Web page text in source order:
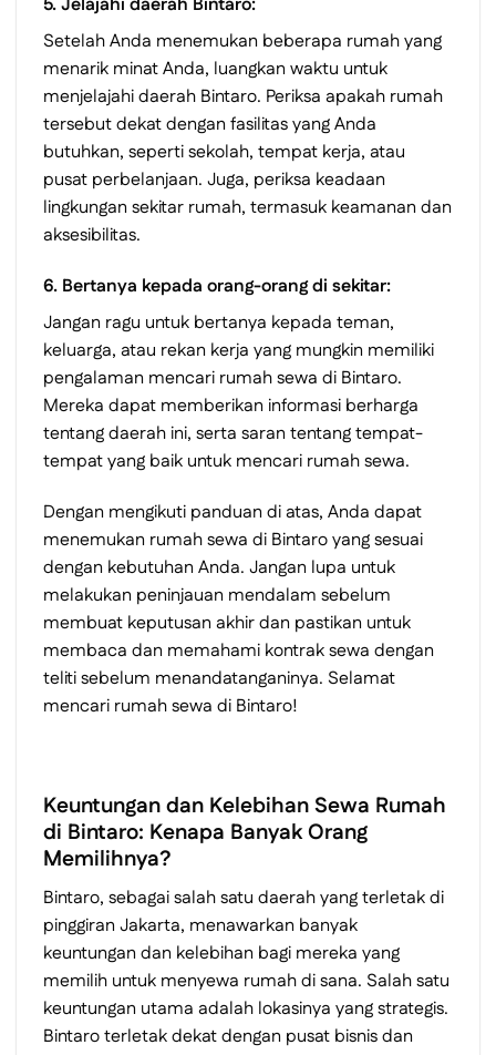
Setelah Anda menemukan beberapa rumah yang
menarik minat Anda, luangkan waktu untuk
menjelajahi daerah Bintaro. Periksa apakah rumah
tersebut dekat dengan fasilitas yang Anda
butuhkan, seperti sekolah, tempat kerja, atau
pusat perbelanjaan. Juga, periksa keadaan
lingkungan sekitar rumah, termasuk keamanan dan
aksesibilitas.
6. Bertanya kepada orang-orang di sekitar:
Jangan ragu untuk bertanya kepada teman,
keluarga, atau rekan kerja yang mungkin memiliki
pengalaman mencari rumah sewa di Bintaro.
Mereka dapat memberikan informasi berharga
tentang daerah ini, serta saran tentang tempat-
tempat yang baik untuk mencari rumah sewa.
Dengan mengikuti panduan di atas, Anda dapat
menemukan rumah sewa di Bintaro yang sesuai
dengan kebutuhan Anda. Jangan lupa untuk
melakukan peninjauan mendalam sebelum
membuat keputusan akhir dan pastikan untuk
membaca dan memahami kontrak sewa dengan
teliti sebelum menandatanganinya. Selamat
mencari rumah sewa di Bintaro!
Keuntungan dan Kelebihan Sewa Rumah
di Bintaro: Kenapa Banyak Orang
Memilihnya?
Bintaro, sebagai salah satu daerah yang terletak di
pinggiran Jakarta, menawarkan banyak
keuntungan dan kelebihan bagi mereka yang
memilih untuk menyewa rumah di sana. Salah satu
keuntungan utama adalah lokasinya yang strategis.
Bintaro terletak dekat dengan pusat bisnis dan